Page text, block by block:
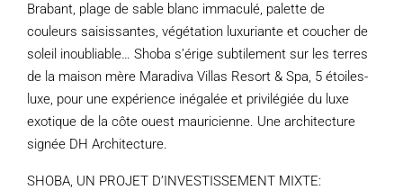
Brabant, plage de sable blanc immaculé, palette de
couleurs saisissantes, végétation luxuriante et coucher de
soleil inoubliable… Shoba s’érige subtilement sur les terres
de la maison mère Maradiva Villas Resort & Spa, 5 étoiles-
luxe, pour une expérience inégalée et privilégiée du luxe
exotique de la côte ouest mauricienne. Une architecture
signée DH Architecture.
SHOBA, UN PROJET D’INVESTISSEMENT MIXTE: